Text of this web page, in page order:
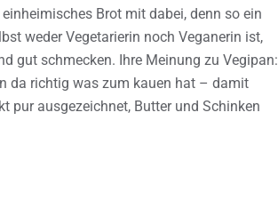
Brot mit dabei, denn so ein
weder Vegetarierin noch Veganerin ist,
gut schmecken. Ihre Meinung zu Vegipan:
da richtig was zum kauen hat – damit
pur ausgezeichnet, Butter und Schinken